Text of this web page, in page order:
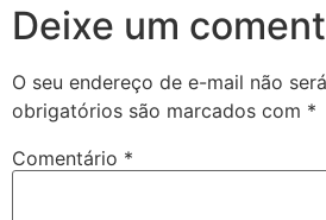
Deixe um
O seu endereço de e-mail não
obrigatórios são marcados com *
Comentário *